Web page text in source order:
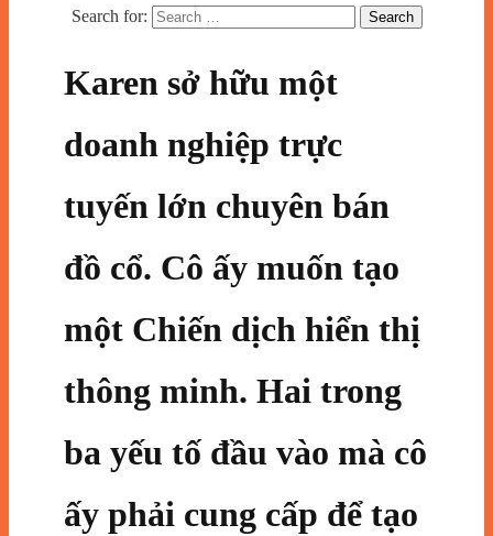
Search for:
Karen sở hữu một
doanh nghiệp trực
tuyến lớn chuyên bán
đồ cổ. Cô ấy muốn tạo
một Chiến dịch hiển thị
thông minh. Hai trong
ba yếu tố đầu vào mà cô
ấy phải cung cấp để tạo